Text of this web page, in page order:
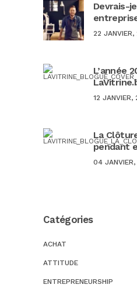
Devrais-
22 JANVIER,
L’année
12 JANVIER,
La
pendant
04 JANVIER,
Catégories
ACHAT
ATTITUDE
ENTREPRENEURSHIP